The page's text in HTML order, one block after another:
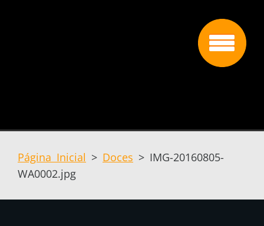
Página Inicial > Doces > IMG-20160805-
WA0002.jpg